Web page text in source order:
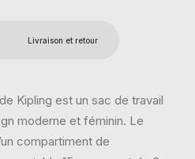
Livraison et retour
Kipling est un sac de travail
moderne et féminin. Le
compartiment de